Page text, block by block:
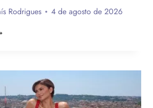
Rodrigues 4 de agosto de 2026